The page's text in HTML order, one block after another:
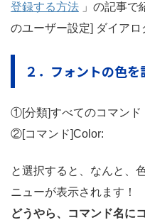
登録する方法 」の記事で
のユーザー設定] ダイアロ
２．フォントの色
①[分類]すべてのコマンド
②[コマンド]Color:
と選択すると、なんと、
ニューが表示されます！
どうやら、コマンド名に